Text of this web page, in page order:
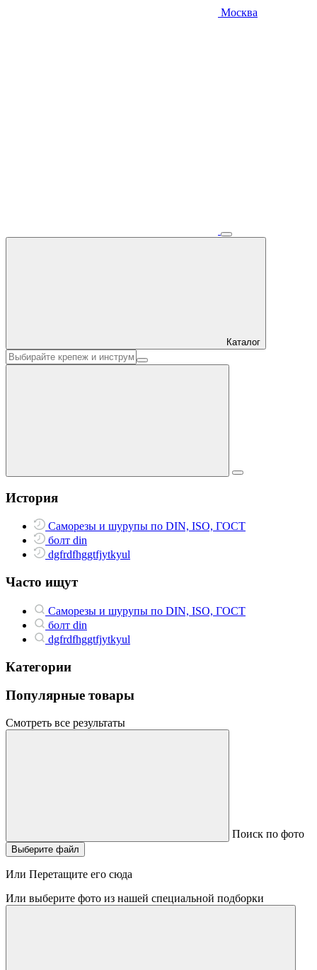
Москва
Каталог
История
Саморезы и шурупы по DIN, ISO, ГОСТ
болт din
dgfrdfhggtfjytkyul
Часто ищут
Саморезы и шурупы по DIN, ISO, ГОСТ
болт din
dgfrdfhggtfjytkyul
Категории
Популярные товары
Смотреть все результаты
Поиск по фото
Выберите файл
Или Перетащите его сюда
Или выберите фото из нашей специальной подборки